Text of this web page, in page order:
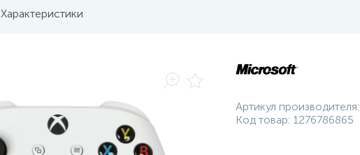
Характеристики
Артикул производителя:
Код товар: 1276786865